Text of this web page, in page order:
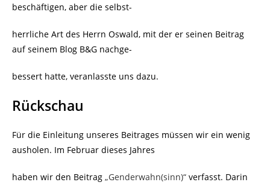
beschäftigen, aber die selbst-
herrliche Art des Herrn Oswald, mit der er seinen Beitrag
auf seinem Blog B&G nachge-
bessert hatte, veranlasste uns dazu.
Rückschau
Für die Einleitung unseres Beitrages müssen wir ein wenig
ausholen. Im Februar dieses Jahres
haben wir den Beitrag „Genderwahn(sinn)“ verfasst. Darin